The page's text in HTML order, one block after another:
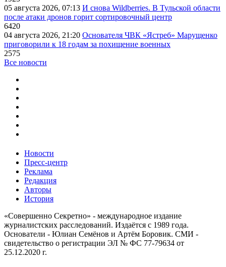
05 августа 2026, 07:13 И снова Wildberries. В Тульской области
после атаки дронов горит сортировочный центр
6420
04 августа 2026, 21:20 Основателя ЧВК «Ястреб» Марущенко
приговорили к 18 годам за похищение военных
2575
Все новости
Новости
Пресс-центр
Реклама
Редакция
Авторы
История
«Совершенно Секретно» - международное издание
журналистских расследований. Издаётся с 1989 года.
Основатели - Юлиан Семёнов и Артём Боровик. CМИ -
свидетельство о регистрации ЭЛ № ФС 77-79634 от
25.12.2020 г.